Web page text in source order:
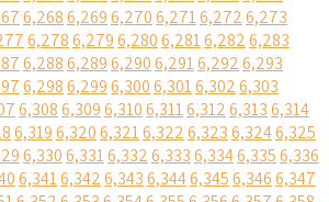
6,2686,2696,2706,2716,2726,273
6,2786,2796,2806,2816,2826,283
6,2886,2896,2906,2916,2926,293
6,2986,2996,3006,3016,3026,303
6,3086,3096,3106,3116,3126,3136,314
6,3196,3206,3216,3226,3236,3246,325
6,3306,3316,3326,3336,3346,3356,336
6,3416,3426,3436,3446,3456,3466,347